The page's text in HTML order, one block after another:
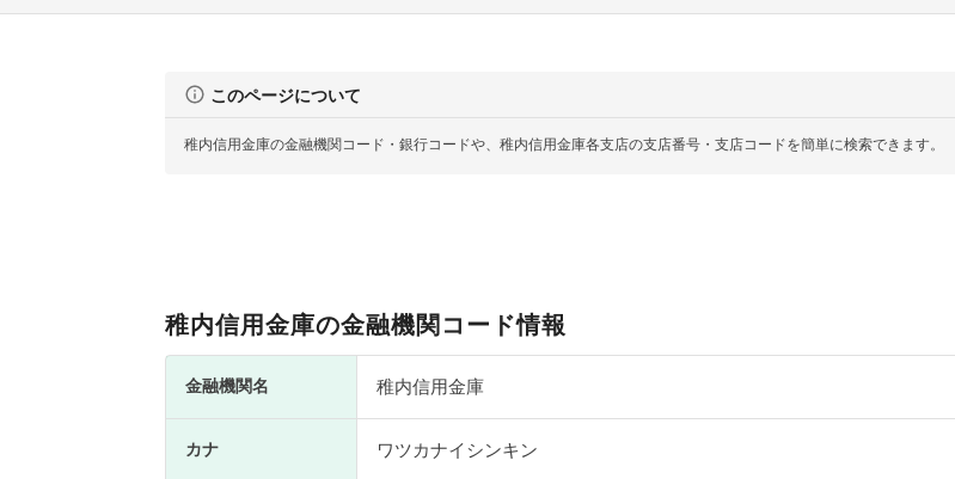
このページについて
稚内信用金庫の金融機関コード・銀行コードや、稚内信用金庫各支店の支店番号・支店コードを簡単に検索できます。
稚内信用金庫の金融機関コード情報
金融機関名 稚内信用金庫
カナ ワツカナイシンキン